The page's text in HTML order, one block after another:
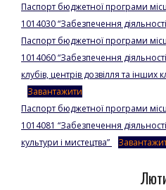
Паспорт бюджетної програми
1014030 “Забезпечення діяльності
Паспорт бюджетної програми
1014060 “Забезпечення
клубів, центрів дозвілля та інших
Завантажити
Паспорт бюджетної програми
1014081 “Забезпечення
культури і мистецтва”